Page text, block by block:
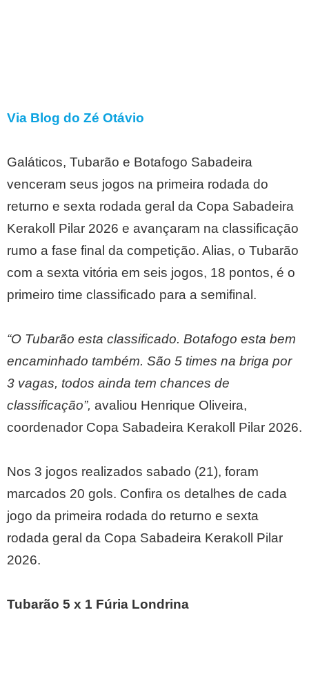
Via Blog do Zé Otávio
Galáticos, Tubarão e Botafogo Sabadeira
venceram seus jogos na primeira rodada do
returno e sexta rodada geral da Copa Sabadeira
Kerakoll Pilar 2026 e avançaram na classificação
rumo a fase final da competição. Alias, o Tubarão
com a sexta vitória em seis jogos, 18 pontos, é o
primeiro time classificado para a semifinal.
“O Tubarão esta classificado. Botafogo esta bem
encaminhado também. São 5 times na briga por
3 vagas, todos ainda tem chances de
classificação”, avaliou Henrique Oliveira,
coordenador Copa Sabadeira Kerakoll Pilar 2026.
Nos 3 jogos realizados sabado (21), foram
marcados 20 gols. Confira os detalhes de cada
jogo da primeira rodada do returno e sexta
rodada geral da Copa Sabadeira Kerakoll Pilar
2026.
Tubarão 5 x 1 Fúria Londrina